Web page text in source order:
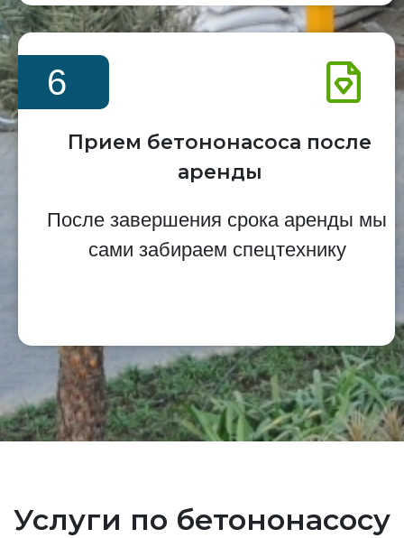
6
Прием бетононасоса после
аренды
После завершения срока аренды мы
сами забираем спецтехнику
Услуги по бетононасосу